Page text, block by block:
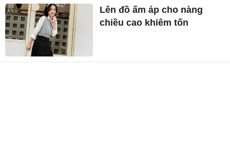
Lên đồ ấm áp cho nàng
chiều cao khiêm tốn